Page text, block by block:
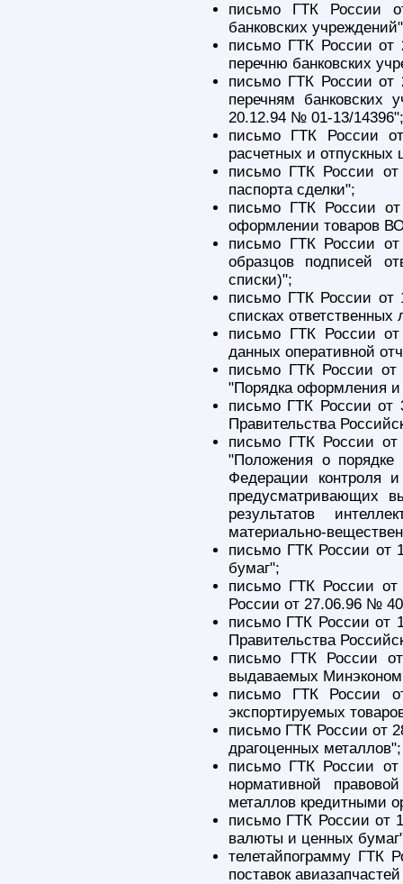
письмо ГТК России
банковских
письмо ГТК России
перечню банковских
письмо ГТК России
перечням
20.12.94 № 01-13/14396";
письмо ГТК России
расчетных и отпускных
письмо ГТК России
паспорта сделки";
письмо ГТК России
оформлении товаров
письмо ГТК России
образцов подписей
списки)";
письмо ГТК России
списках ответственных
письмо ГТК России
данных оперативной
письмо ГТК России
"Порядка оформления и
письмо ГТК России от
Правительства
письмо ГТК России
"Положения о порядке
Федерации контроля
предусматривающих
результатов
материально-
письмо ГТК России от
бумаг";
письмо ГТК России
России от 27.06.96 №
письмо ГТК России от
Правительства
письмо ГТК России
выдаваемых
письмо ГТК России
экспортируемых
письмо ГТК России от
драгоценных металлов";
письмо ГТК России
нормативной
металлов кредитными
письмо ГТК России от
валюты и ценных
телетайпограмму ГТК
поставок